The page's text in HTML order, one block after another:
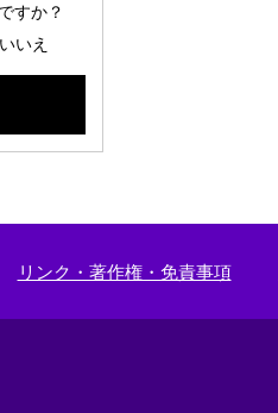
すか？
いいえ
リンク・著作権・免責事項